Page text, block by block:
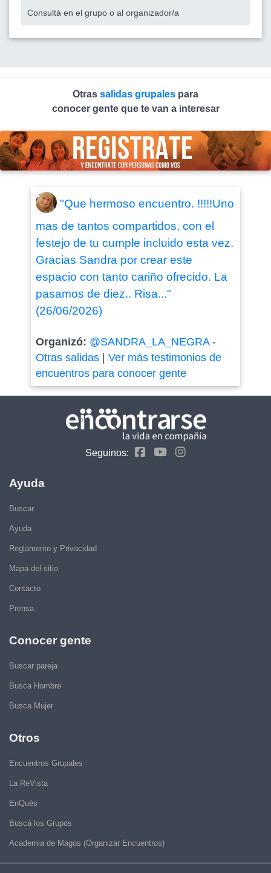
Consultá en el grupo o al organizador/a
Otras salidas grupales para
conocer gente que te van a interesar
"Que hermoso encuentro. !!!!!Uno
mas de tantos compartidos, con el
festejo de tu cumple incluido esta vez.
Gracias Sandra por crear este
espacio con tanto cariño ofrecido. La
pasamos de diez.. Risa..."
(26/06/2026)
Organizó: @SANDRA_LA_NEGRA-
Otras salidas| Ver más testimonios de
encuentros para conocer gente
Seguinos:
Ayuda
Buscar
Ayuda
Reglamento y Privacidad
Mapa del sitio
Contacto
Prensa
Conocer gente
Buscar pareja
Busca Hombre
Busca Mujer
Otros
Encuentros Grupales
La ReVista
EnQués
Buscá los Grupos
Academia de Magos (Organizar Encuentros)